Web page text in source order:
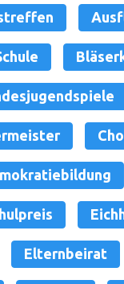
Elternbeirat